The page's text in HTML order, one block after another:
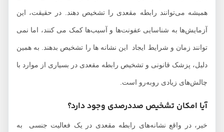
همیشه می‌توانند رابطه مقعدی را تشخیص دهند. در حقیقت، این
آزمایش‌ها به شناسایی عفونت‌ها و آسیب‌ها کمک می کنند، اما نمی
توانند زمان و شرایط ایجاد این نشانه ها را تشخیص بدهند. به همین
دلیل، پزشک قانونی و تشخیص رابطه مقعدی در بسیاری از موارد با
چالش‌های زیادی روبه‌رو است.
آیا امکان تشخیص صددرصدی وجود دارد؟
خیر، در واقع نشانه‌های رابطه مقعدی در یک فعالیت جنسی به